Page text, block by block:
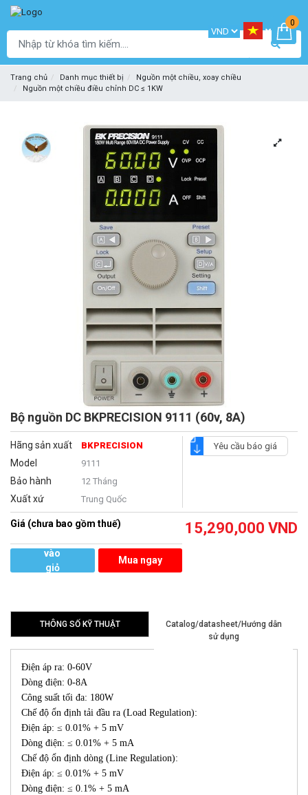
0
Trang chủ Danh mục thiết bị
Nguồn một chiều, xoay chiều
Nguồn một chiều điều chỉnh DC ≤ 1KW
Bộ nguồn DC BKPRECISION 9111 (60v, 8A)
Hãng sản xuất BKPRECISION
Model 9111
Bảo hành 12 Tháng
Xuất xứ Trung Quốc
Yêu cầu báo giá
Giá (chưa bao gồm thuế) 15,290,000 VND
vào
giỏ
Mua ngay
THÔNG SỐ KỸ THUẬT
Catalog/datasheet/Hướng dẫn
sử dụng
Điện áp ra: 0-60V
Dòng điện: 0-8A
Công suất tối đa: 180W
Chế độ ổn định tải đầu ra (Load Regulation):
Điện áp: ≤ 0.01% + 5 mV
Dòng điện: ≤ 0.01% + 5 mA
Chế độ ổn định dòng (Line Regulation):
Điện áp: ≤ 0.01% + 5 mV
Dòng điện: ≤ 0.1% + 5 mA